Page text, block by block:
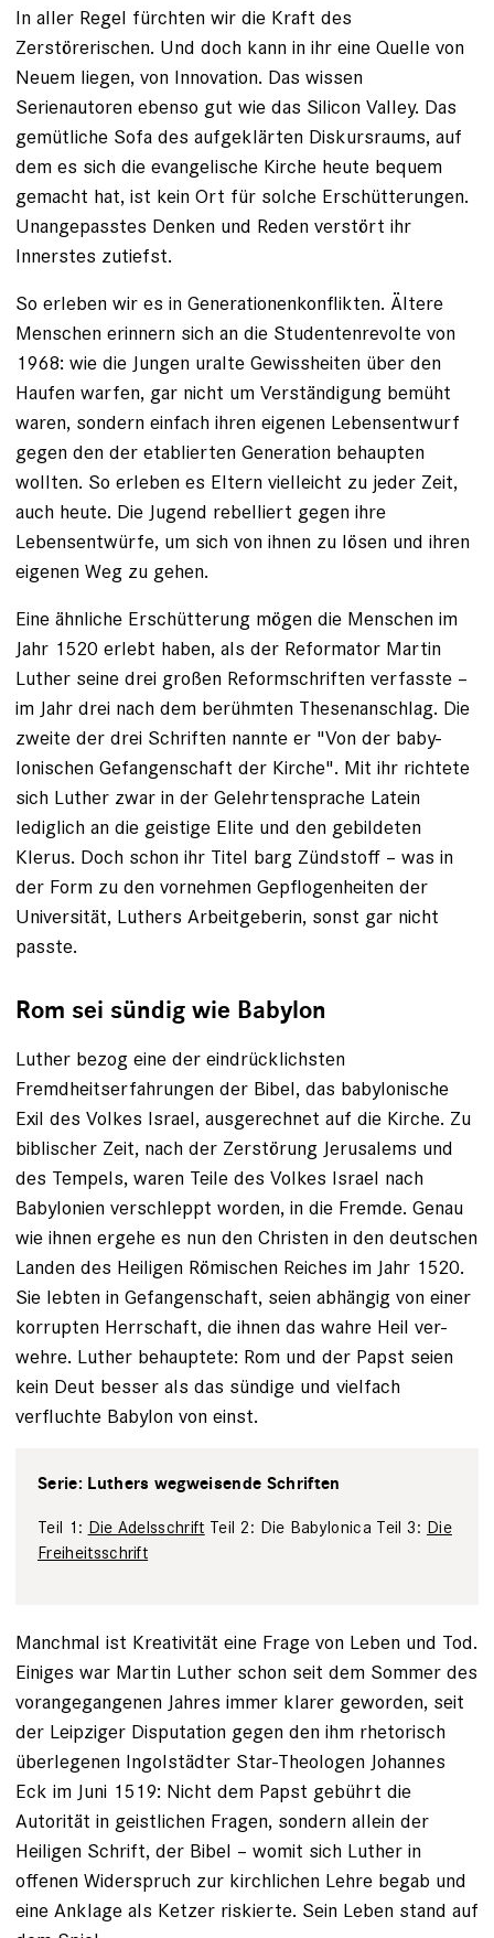
In aller Regel fürchten wir die Kraft des
Zerstörerischen. Und doch kann in ihr eine Quelle von
Neuem liegen, von Innovation. Das wissen
Serienautoren ebenso gut wie das Silicon Valley. Das
gemütliche Sofa des aufgeklärten Diskursraums, auf
dem es sich die evangelische Kirche heute bequem
gemacht hat, ist kein Ort für solche Erschütterungen.
Unangepasstes Denken und Reden verstört ihr
Innerstes zutiefst.
So erleben wir es in Generationenkonflikten. Ältere
Menschen erinnern sich an die Studentenrevolte von
1968: wie die Jungen ­uralte Gewissheiten über den
Haufen warfen, gar nicht um Verständigung bemüht
waren, sondern einfach ihren eigenen Lebensentwurf
gegen den der etablierten Generation be­haupten
wollten. So erleben es Eltern vielleicht zu jeder Zeit,
auch heute. Die Jugend rebelliert gegen ihre
Lebensentwürfe, um sich von ihnen zu lösen und ihren
eigenen Weg zu gehen.
Eine ähnliche Erschütterung mögen die Menschen im
Jahr 1520 erlebt haben, als der Reformator Martin
Luther seine drei gro­ßen Reformschriften verfasste –
im Jahr drei nach dem berühmten Thesenanschlag. Die
zweite der drei Schriften nannte er "Von der baby­
lonischen Gefangenschaft der Kirche". Mit ihr richtete
sich Luther zwar in der Gelehrtensprache Latein
lediglich an die geistige Elite und den gebildeten
Klerus. Doch schon ihr Titel barg Zündstoff – was in
der Form zu den vornehmen Gepflogenheiten der
Universität, Luthers Arbeitgeberin, sonst gar nicht
passte.
Rom sei sündig wie Babylon
Luther bezog eine der eindrücklichsten
Fremdheitserfahrungen der Bibel, das baby­lonische
Exil des Volkes Israel, ausgerechnet auf die Kirche. Zu
biblischer Zeit, nach der Zerstörung Jerusalems und
des Tempels, ­waren Teile des Volkes Israel nach
Babylonien verschleppt worden, in die Fremde. Genau
wie ihnen ergehe es nun den Christen in den deutschen
Landen des Heiligen Römischen Reiches im Jahr 1520.
Sie lebten in Gefangenschaft, seien abhängig von einer
korrupten Herrschaft, die ihnen das wahre Heil ver­
wehre. Luther behauptete: Rom und der Papst seien
kein Deut besser als das sündige und vielfach
verfluchte Babylon von einst.
Serie: Luthers wegweisende Schriften
Teil 1: Die Adelsschrift Teil 2: Die Babylonica Teil 3: Die
Freiheitsschrift
Manchmal ist Kreativität eine Frage von Leben und Tod.
Einiges war Martin Luther schon seit dem Sommer des
vorangegangenen Jahres immer klarer geworden, seit
der ­Leipziger Disputation gegen den ihm rhetorisch
überlegenen Ingolstädter Star-Theologen Johannes
Eck im Juni 1519: Nicht dem Papst gebührt die
Autorität in geistlichen Fragen, sondern allein der
Heiligen Schrift, der Bibel – womit sich Luther in
offenen Widerspruch zur kirchlichen Lehre begab und
eine An­klage als Ketzer riskierte. Sein Leben stand auf